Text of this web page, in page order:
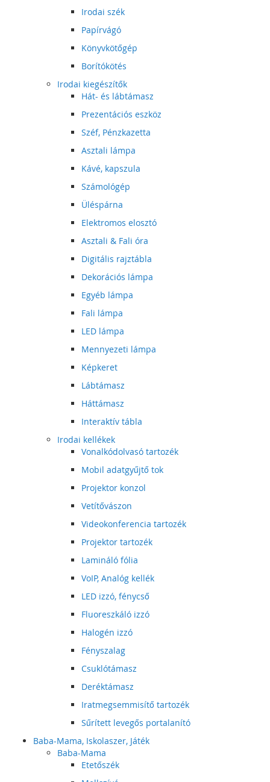
Irodai szék
Papírvágó
Könyvkötőgép
Borítókötés
Irodai kiegészítők
Hát- és lábtámasz
Prezentációs eszköz
Széf, Pénzkazetta
Asztali lámpa
Kávé, kapszula
Számológép
Üléspárna
Elektromos elosztó
Asztali & Fali óra
Digitális rajztábla
Dekorációs lámpa
Egyéb lámpa
Fali lámpa
LED lámpa
Mennyezeti lámpa
Képkeret
Lábtámasz
Háttámasz
Interaktív tábla
Irodai kellékek
Vonalkódolvasó tartozék
Mobil adatgyűjtő tok
Projektor konzol
Vetítővászon
Videokonferencia tartozék
Projektor tartozék
Lamináló fólia
VoIP, Analóg kellék
LED izzó, fénycső
Fluoreszkáló izzó
Halogén izzó
Fényszalag
Csuklótámasz
Deréktámasz
Iratmegsemmisítő tartozék
Sűrített levegős portalanító
Baba-Mama, Iskolaszer, Játék
Baba-Mama
Etetőszék